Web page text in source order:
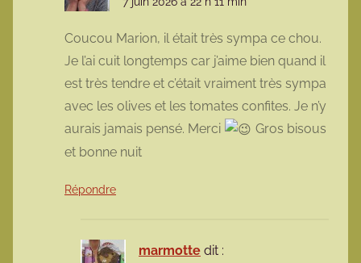
Coucou Marion, il était très sympa ce chou.
Je l’ai cuit longtemps car j’aime bien quand il
est très tendre et c’était vraiment très sympa
avec les olives et les tomates confites. Je n’y
aurais jamais pensé. Merci
Gros bisous
et bonne nuit
Répondre
marmotte dit :